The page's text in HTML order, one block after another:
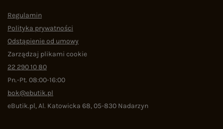
Regulamin
Polityka prywatności
Odstąpienie od umowy
Zarządzaj plikami cookie
22 290 10 80
Pn.-Pt. 08:00-16:00
bok@ebutik.pl
eButik.pl,Al. Katowicka 68,05-830 Nadarzyn